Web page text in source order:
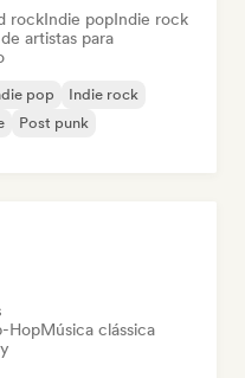
rockIndie popIndie rock
artistas para
pop
Indie rock
Post punk
HopMúsica clássica